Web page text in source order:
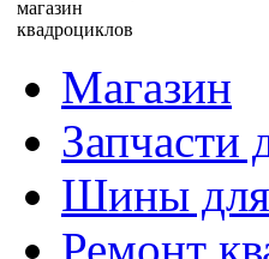
Магазин
Запчасти
Шины для
Ремонт